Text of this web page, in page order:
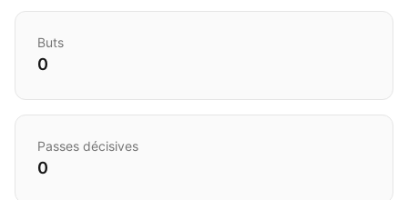
Buts
0
Passes décisives
0